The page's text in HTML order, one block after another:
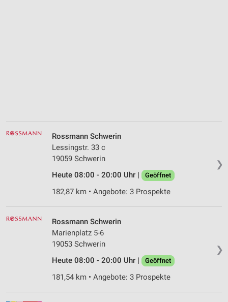
❯
Rossmann Schwerin
Lessingstr. 33 c
19059 Schwerin
Heute 08:00 - 20:00 Uhr |
Geöffnet
182,87 km • Angebote: 3 Prospekte
❯
Rossmann Schwerin
Marienplatz 5-6
19053 Schwerin
Heute 08:00 - 20:00 Uhr |
Geöffnet
181,54 km • Angebote: 3 Prospekte